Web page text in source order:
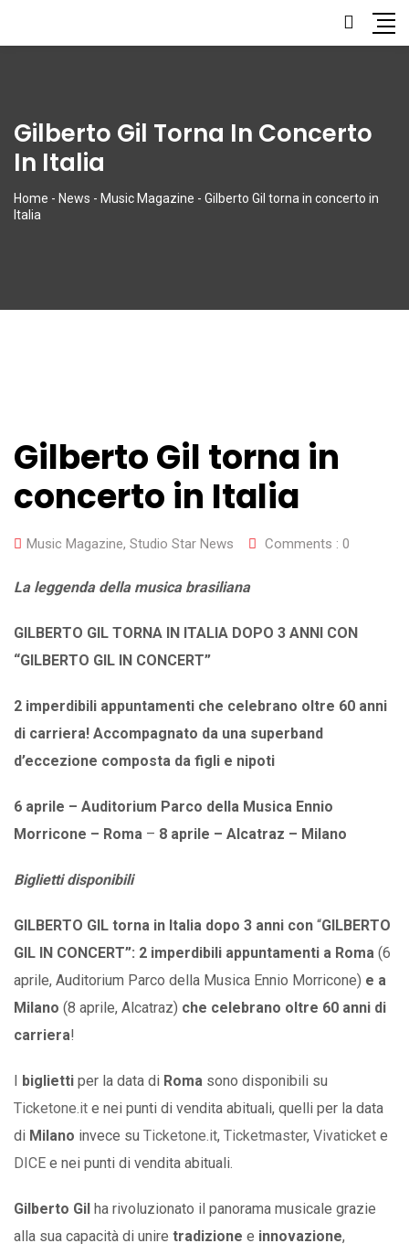
Gilberto Gil Torna In Concerto
In Italia
Home - News - Music Magazine - Gilberto Gil torna in concerto in
Italia
Gilberto Gil torna in
concerto in Italia
Music Magazine, Studio Star News Comments : 0
La leggenda della musica brasiliana
GILBERTO GIL TORNA IN ITALIA DOPO 3 ANNI CON
“GILBERTO GIL IN CONCERT”
2 imperdibili appuntamenti che celebrano oltre 60 anni
di carriera! Accompagnato da una superband
d’eccezione composta da figli e nipoti
6 aprile – Auditorium Parco della Musica Ennio
Morricone – Roma – 8 aprile – Alcatraz – Milano
Biglietti disponibili
GILBERTO GIL torna in Italia dopo 3 anni con “GILBERTO
GIL IN CONCERT”: 2 imperdibili appuntamenti a Roma (6
aprile, Auditorium Parco della Musica Ennio Morricone) e a
Milano (8 aprile, Alcatraz) che celebrano oltre 60 anni di
carriera!
I biglietti per la data di Roma sono disponibili su
Ticketone.it e nei punti di vendita abituali, quelli per la data
di Milano invece su Ticketone.it, Ticketmaster, Vivaticket e
DICE e nei punti di vendita abituali.
Gilberto Gil ha rivoluzionato il panorama musicale grazie
alla sua capacità di unire tradizione e innovazione,